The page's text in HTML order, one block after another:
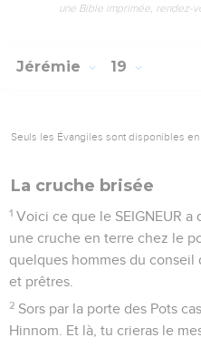
une Bible imprimée, rendez-
Jérémie 19
Seuls les Évangiles sont disponibles
La cruche brisée
1 Voici ce que le SEIGNEUR a
une cruche en terre chez le
quelques hommes du conseil
et prêtres.
2 Sors par la porte des Pots
Hinnom. Et là, tu crieras le